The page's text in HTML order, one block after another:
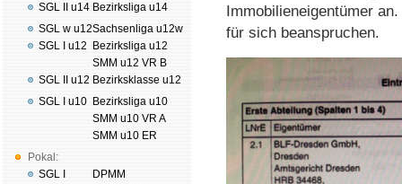
SGL II u14
SGL w u12
SGL I u12
SGL II u12
SGL I u10
Pokal:
SGL I
Bezirksliga u14
Sachsenliga u12w
Bezirksliga u12
SMM u12 VR B
Bezirksklasse u12
Bezirksliga u10
SMM u10 VR A
SMM u10 ER
DPMM
Immobilien­eigen­tümer
für sich beanspruchen.